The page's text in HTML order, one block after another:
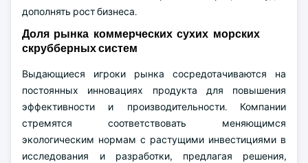
дополнять рост бизнеса.
Доля рынка коммерческих сухих морских
скрубберных систем
Выдающиеся игроки рынка сосредотачиваются на
постоянных инновациях продукта для повышения
эффективности и производительности. Компании
стремятся соответствовать меняющимся
экологическим нормам с растущими инвестициями в
исследования и разработки, предлагая решения,